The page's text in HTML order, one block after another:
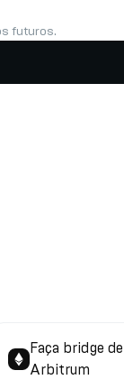
futuros.
Faça bridge
Arbitrum